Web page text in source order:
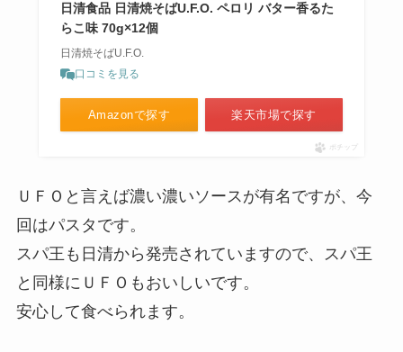
日清食品 日清焼そばU.F.O. ペロリ バター香るた
らこ味 70g×12個
日清焼そばU.F.O.
口コミを見る
Amazonで探す 楽天市場で探す
ポチップ
ＵＦＯと言えば濃い濃いソースが有名ですが、今
回はパスタです。
スパ王も日清から発売されていますので、スパ王
と同様にＵＦＯもおいしいです。
安心して食べられます。